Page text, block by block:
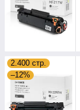
2.400 стр.
–12%